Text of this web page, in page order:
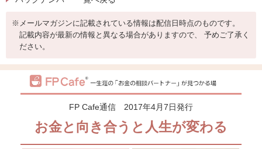
※ メールマガジンに記載されている情報は配信日時点のものです。
記載内容が最新の情報と異なる場合がありますので、 予めご了承く
ださい。